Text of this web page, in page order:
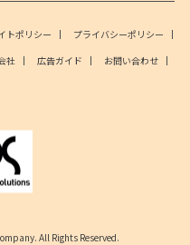
トポリシー
プライバシーポリシー
社 広告ガイド
お問い合わせ
All Rights Reserved.